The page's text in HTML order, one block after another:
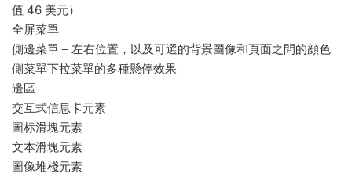
值 46 美元）
全屏菜單
側邊菜單 – 左右位置，以及可選的背景圖像和頁面之間的顔色
側菜單下拉菜單的多種懸停效果
邊區
交互式信息卡元素
圖标滑塊元素
文本滑塊元素
圖像堆棧元素